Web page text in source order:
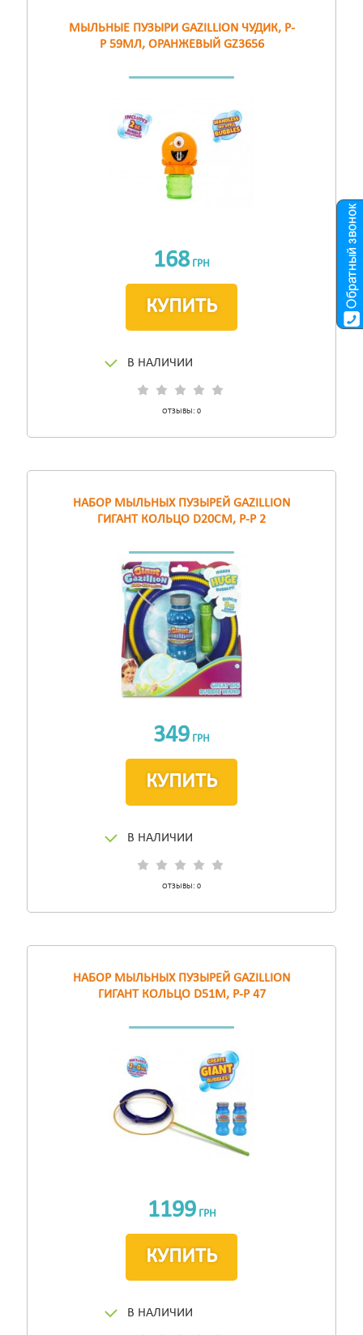
МЫЛЬНЫЕ ПУЗЫРИ GAZILLION ЧУДИК, Р-
Р 59МЛ, ОРАНЖЕВЫЙ GZ3656
168ГРН
КУПИТЬ
ОТЗЫВЫ: 0
В НАЛИЧИИ
НАБОР МЫЛЬНЫХ ПУЗЫРЕЙ GAZILLION
ГИГАНТ КОЛЬЦО D20СМ, Р-Р 2
349 ГРН
КУПИТЬ
ОТЗЫВЫ: 0
В НАЛИЧИИ
НАБОР МЫЛЬНЫХ ПУЗЫРЕЙ GAZILLION
ГИГАНТ КОЛЬЦО D51М, Р-Р 47
1199ГРН
КУПИТЬ
В НАЛИЧИИ